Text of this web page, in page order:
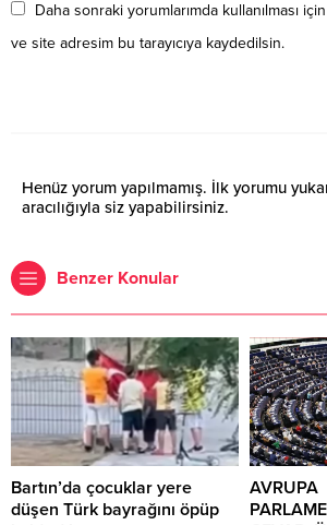
Daha sonraki yorumlarımda kullanılması
ve site adresim bu tarayıcıya kaydedilsin.
Henüz yorum yapılmamış. İlk yorumu
aracılığıyla siz yapabilirsiniz.
Benzer Konular
Bartın’da çocuklar yere
düşen Türk bayrağını öpüp
AVRUPA